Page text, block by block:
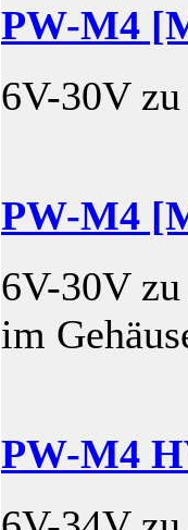
PW-M4
6V-30V
PW-M4
6V-30V
im
PW-M4